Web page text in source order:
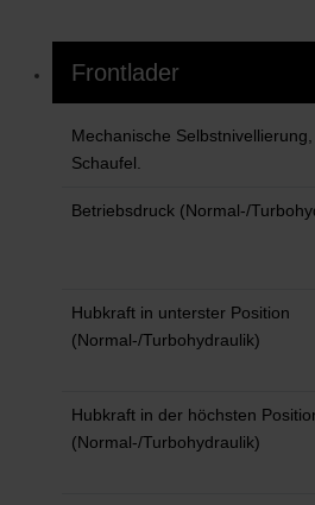
Frontlader
Mechanische
Schaufel.
Betriebsdruck (Normal-/
Hubkraft in unterster Position
(Normal-/Turbohydraulik)
Hubkraft in der höchsten
(Normal-/Turbohydraulik)